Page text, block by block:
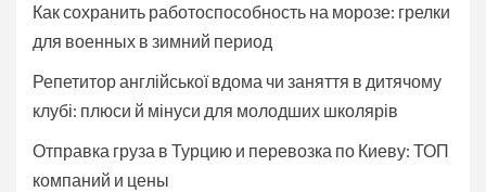
Как сохранить работоспособность на морозе: грелки
для военных в зимний период
Репетитор англійської вдома чи заняття в дитячому
клубі: плюси й мінуси для молодших школярів
Отправка груза в Турцию и перевозка по Киеву: ТОП
компаний и цены